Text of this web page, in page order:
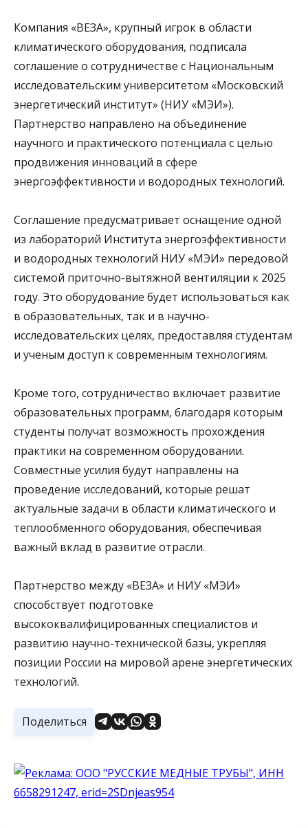
Компания «ВЕЗА», крупный игрок в области
климатического оборудования, подписала
соглашение о сотрудничестве с Национальным
исследовательским университетом «Московский
энергетический институт» (НИУ «МЭИ»).
Партнерство направлено на объединение
научного и практического потенциала с целью
продвижения инноваций в сфере
энергоэффективности и водородных технологий.
Соглашение предусматривает оснащение одной
из лабораторий Института энергоэффективности
и водородных технологий НИУ «МЭИ» передовой
системой приточно-вытяжной вентиляции к 2025
году. Это оборудование будет использоваться как
в образовательных, так и в научно-
исследовательских целях, предоставляя студентам
и ученым доступ к современным технологиям.
Кроме того, сотрудничество включает развитие
образовательных программ, благодаря которым
студенты получат возможность прохождения
практики на современном оборудовании.
Совместные усилия будут направлены на
проведение исследований, которые решат
актуальные задачи в области климатического и
теплообменного оборудования, обеспечивая
важный вклад в развитие отрасли.
Партнерство между «ВЕЗА» и НИУ «МЭИ»
способствует подготовке
высококвалифицированных специалистов и
развитию научно-технической базы, укрепляя
позиции России на мировой арене энергетических
технологий.
Поделиться